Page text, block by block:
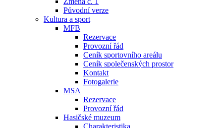
Původní verze
Kultura a sport
MFB
Rezervace
Provozní řád
Ceník sportovního areálu
Ceník společenských prostor
Kontakt
Fotogalerie
MSA
Rezervace
Provozní řád
Hasičské muzeum
Charakteristika